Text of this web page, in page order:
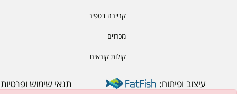
קריירה בספיר
מכרזים
קולות קוראים
עיצוב ופיתוח: תנאי שימוש ופרטיות